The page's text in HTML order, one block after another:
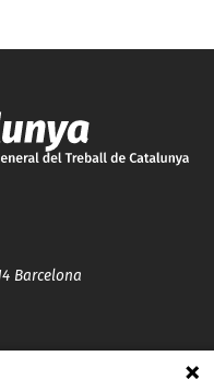
Barcelona